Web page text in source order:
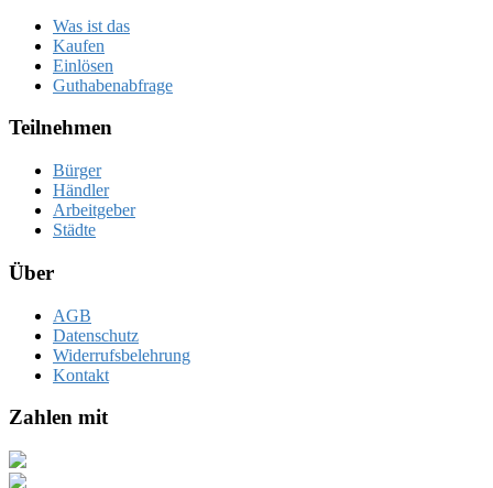
Was ist das
Kaufen
Einlösen
Guthabenabfrage
Teilnehmen
Bürger
Händler
Arbeitgeber
Städte
Über
AGB
Datenschutz
Widerrufsbelehrung
Kontakt
Zahlen mit